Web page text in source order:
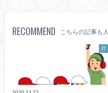
RECOMMEND こちらの記事も
IT